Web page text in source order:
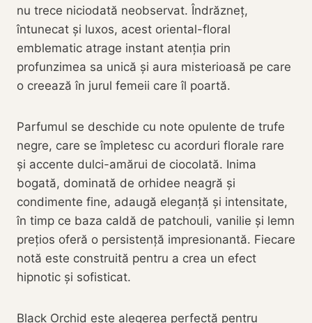
nu trece niciodată neobservat. Îndrăzneț,
întunecat și luxos, acest oriental-floral
emblematic atrage instant atenția prin
profunzimea sa unică și aura misterioasă pe care
o creează în jurul femeii care îl poartă.
Parfumul se deschide cu note opulente de trufe
negre, care se împletesc cu acorduri florale rare
și accente dulci-amărui de ciocolată. Inima
bogată, dominată de orhidee neagră și
condimente fine, adaugă eleganță și intensitate,
în timp ce baza caldă de patchouli, vanilie și lemn
prețios oferă o persistență impresionantă. Fiecare
notă este construită pentru a crea un efect
hipnotic și sofisticat.
Black Orchid este alegerea perfectă pentru